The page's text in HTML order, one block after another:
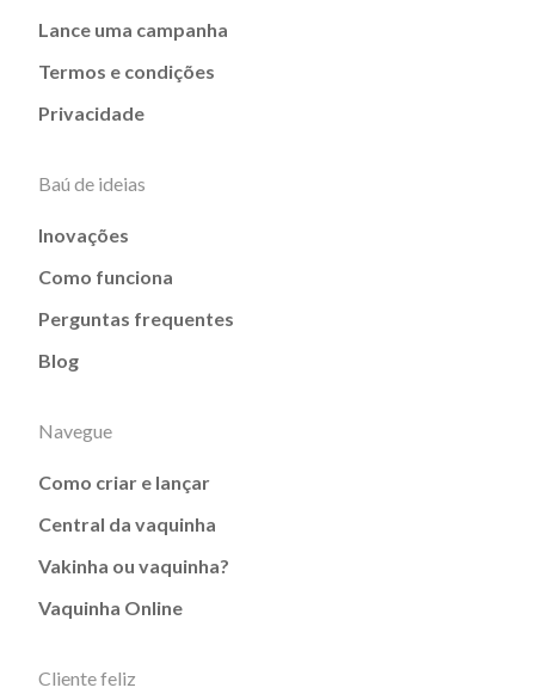
Lance uma campanha
Termos e condições
Privacidade
Baú de ideias
Inovações
Como funciona
Perguntas frequentes
Blog
Navegue
Como criar e lançar
Central da vaquinha
Vakinha ou vaquinha?
Vaquinha Online
Cliente feliz